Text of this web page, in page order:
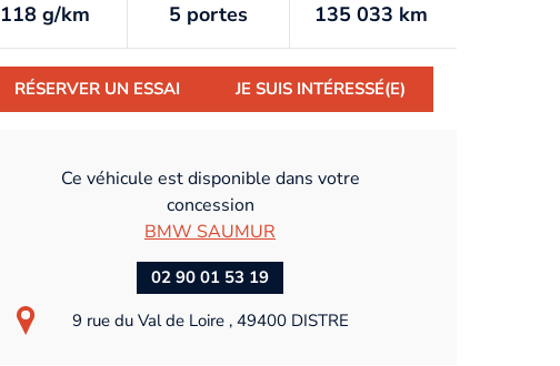
118 g/km 5 portes 135 033 km
RÉSERVER UN ESSAI JE SUIS INTÉRESSÉ(E)
Ce véhicule est disponible dans votre
concession
BMW SAUMUR
02 90 01 53 19
9 rue du Val de Loire , 49400 DISTRE